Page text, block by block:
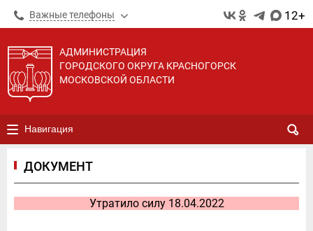
Важные телефоны 12+
АДМИНИСТРАЦИЯ
ГОРОДСКОГО ОКРУГА КРАСНОГОРСК
МОСКОВСКОЙ ОБЛАСТИ
Навигация
ДОКУМЕНТ
Утратило силу 18.04.2022